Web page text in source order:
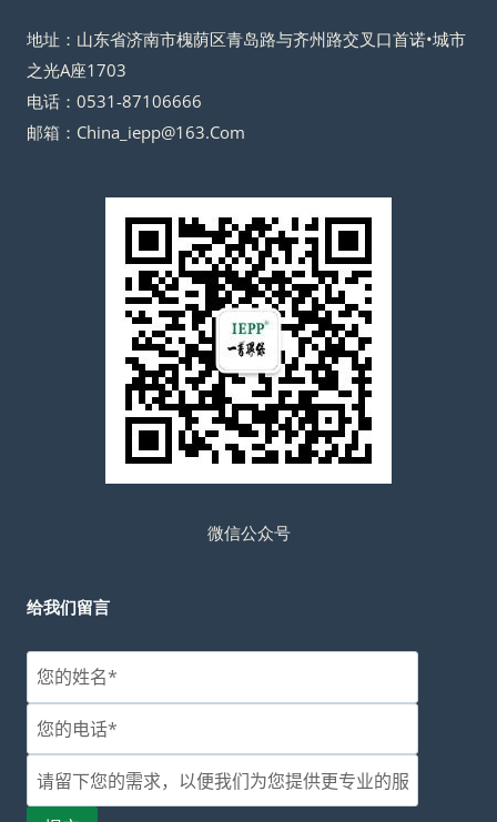
地址：山东省济南市槐荫区青岛路与齐州路交叉口首诺•城市
之光A座1703
电话：0531-87106666
邮箱：China_iepp@163.Com
微信公众号
给我们留言